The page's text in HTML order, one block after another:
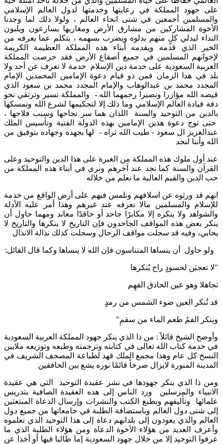
على جهود المملكة في رعايتها وخدمتها لدول العالم الإسلامي
والمسلمين أجمعين في شتى انحاء العالم ، ولولا ذلك لما وجدنا
الأخوة المشاركين من مشارق الأرض ومغاربها يسارعون ويلبون
النداء ليدلي كلٍ منهم بدلوه ويضرب بسهمه ، يتكلم عما يعرفه من
الخير الذي قدمه ويقدمه أبناء هذه المملكة العظيمة الكريمة
لإخوانهم المسلمين في جميع أصقاع الأرض فقد حرصت المملكة
العربية السعودية على خدمة دين الإسلام خدمة لا تعرف عن أحد ولا
بلد في هذا الزمان فمن ذو قيام دعوة الإمامين المحمدين الإمام
المجدد محمد بن عبدالوهاب والإمام المجدد محمد بن سعود الذي
قيضه الله مؤازرا ونصيرا رحمهما الله - والمملكة تسير وترتقي نحو
دفة قيادة العالم الإسلامي وما ذلك إلا لتحكيمها لشرع الله وتمسكها
بالدين من التوحيد والسنة اللذان هما سر نجاحها وسبب فلاحها ،
حتى توج دعوة هذين الإمامين بهذه الدولة الفتية وتأسيس الملك
عبدالعزيز ال سعود - طيب الله ثراه - لها بجهده وجهاده بتوفيق من
الله وأننا لنجد
عند أول ملوك هذه المملكة من الغيرة على هذا الدين والتوحيد وعلى
القرآن والسنة كما نجد عند آخرهم ونرى في أبناء هذه المملكة من
حب الدين والقيم العالية ما نعلم من خلاله
انهم قد ورثوه عن اسلافهم ونلمس فيهم على أرض الواقع من خدمة
للإسلام والمسلمين مالا نعرفه عند غيرهم وهذا أمر عليه الأدلة
والشواهد ولا ينكره إلا مكابرًا جاحد أو حاقدًا معاند ومهما حاول أن
ينكر بعض هذه المواقف الجاحدون فإن التاريخ لا ينكرها والتاريخ لا
يحابي، وفيه قد سجلت مواقف الرجال وسجلت كذلك نذالة الانذال
ولو حاول أن ينساها المتناسون فإن الله لا ينساها وكما قال القائل:
"لا تعجبَن لحسودٍ راح يُنكرها
‏تجاهلا وهو عين الحاذق الفهِم
‏قد تُنكر العين ضوء الشمس من رمدٍ
‏وينكر الفمُ طعم الماء من سقمِ"
وأوضح الشيخ قائلاً : من ذا الذي ينكر جهود المملكة العربية السعودية
في خدمة كتاب الله تعالى في كتابته وترجمته وطبعه وتوزيعه ملايين
النسخ كل عام وهذا مجمع الملك فهد لطباعة المصحف الشريف في
المدينة المنورة لايزال صرخاً قائمًا نوره يشع بين الخافقين
ومن ذا الذي ينكر جهودها في نشر عقيدة التوحيد التي هي عقيدة
الانبياء والمرسلين ورد الناس إلى هذه العقيدة الصافية بتدريس
علمائها وتأليفهم وبطبع الكتب والنشرات وإرسال الدعاة المبتعثين
إلى شتى دول العالم وباستضافة الطلبة في جامعاتها من جميع دول
العالم والذي يعودون إلى بلدانهم دعاة إلى هذا التوحيد الذي تعلموه
وأعرف العديد من هؤلاء الأخوة الدعاة ومن هؤلاء الطلبة الذي ما
عرفوا التوحيد إلا من خلال جهود السعودية إما طالبا فيها أو أخذا عن